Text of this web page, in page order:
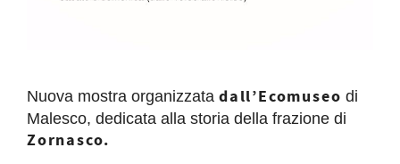
Nuova mostra organizzata dall’Ecomuseo di
Malesco, dedicata alla storia della frazione di
Zornasco.